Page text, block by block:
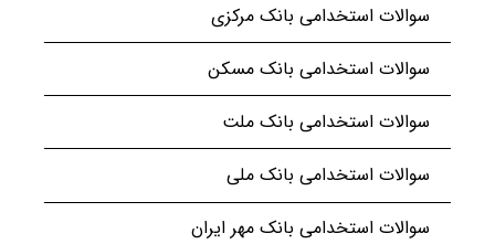
سوالات استخدامی بانک مرکزی
سوالات استخدامی بانک مسکن
سوالات استخدامی بانک ملت
سوالات استخدامی بانک ملی
سوالات استخدامی بانک مهر ایران